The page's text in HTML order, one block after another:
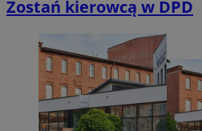
Zostań kierowcą w DPD